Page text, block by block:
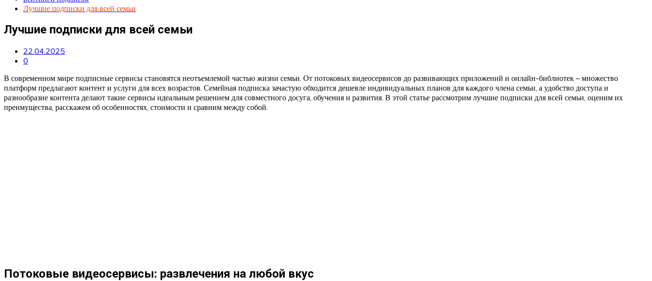
Лучшие подписки для всей семьи
Лучшие подписки для всей семьи
22.04.2025
0
В современном мире подписные сервисы становятся неотъемлемой частью жизни семьи. От потоковых видеосервисов до развивающих приложений и онлайн-библиотек – множество
платформ предлагают контент и услуги для всех возрастов. Семейная подписка зачастую обходится дешевле индивидуальных планов для каждого члена семьи, а удобство доступа и
разнообразие контента делают такие сервисы идеальным решением для совместного досуга, обучения и развития. В этой статье рассмотрим лучшие подписки для всей семьи, оценим их
преимущества, расскажем об особенностях, стоимости и сравним между собой.
Потоковые видеосервисы: развлечения на любой вкус